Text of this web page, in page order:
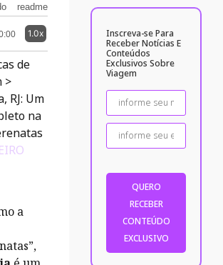
readme
1.0x
de
>
RJ: Um
na
a
Inscreva-se Para
Receber Notícias E
Conteúdos
Exclusivos Sobre
Viagem